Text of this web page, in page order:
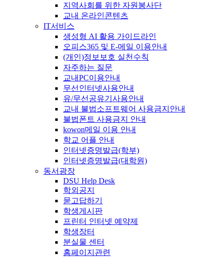
지역사회를 위한 자원봉사단
교내 온라인콘텐츠
IT서비스
생성형 AI 활용 가이드라인
오피스365 및 E-메일 이용안내
(개인)정보보호 실천수칙
자주하는 질문
교내PC이용안내
무선인터넷사용안내
유/무선공유기사용안내
교내 불법소프트웨어 사용금지안내
불법폰트 사용금지 안내
kowon메일 이용 안내
학교 어플 안내
인터넷증명발급(학부)
인터넷증명발급(대학원)
동서광장
DSU Help Desk
학외공지
묻고답하기
학생게시판
프린터 인터넷 예약제
학생장터
분실물 센터
홈페이지관련